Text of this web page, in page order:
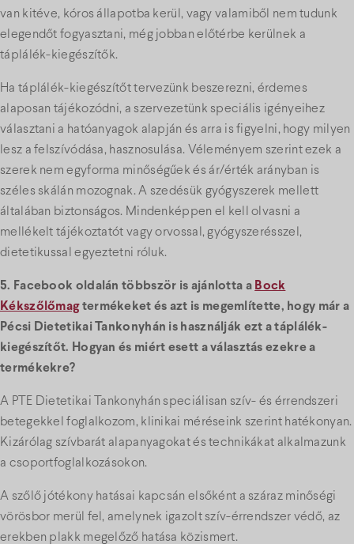
van kitéve, kóros állapotba kerül, vagy valamiből nem tudunk
elegendőt fogyasztani, még jobban előtérbe kerülnek a
táplálék-kiegészítők.
Ha táplálék-kiegészítőt tervezünk beszerezni, érdemes
alaposan tájékozódni, a szervezetünk speciális igényeihez
választani a hatóanyagok alapján és arra is figyelni, hogy milyen
lesz a felszívódása, hasznosulása. Véleményem szerint ezek a
szerek nem egyforma minőségűek és ár/érték arányban is
széles skálán mozognak. A szedésük gyógyszerek mellett
általában biztonságos. Mindenképpen el kell olvasni a
mellékelt tájékoztatót vagy orvossal, gyógyszerésszel,
dietetikussal egyeztetni róluk.
5. Facebook oldalán többször is ajánlotta a Bock
Kékszőlőmagtermékeket és azt is megemlítette, hogy már a
Pécsi Dietetikai Tankonyhán is használják ezt a táplálék-
kiegészítőt. Hogyan és miért esett a választás ezekre a
termékekre?
A PTE Dietetikai Tankonyhán speciálisan szív- és érrendszeri
betegekkel foglalkozom, klinikai méréseink szerint hatékonyan.
Kizárólag szívbarát alapanyagokat és technikákat alkalmazunk
a csoportfoglalkozásokon.
A szőlő jótékony hatásai kapcsán elsőként a száraz minőségi
vörösbor merül fel, amelynek igazolt szív-érrendszer védő, az
erekben plakk megelőző hatása közismert.